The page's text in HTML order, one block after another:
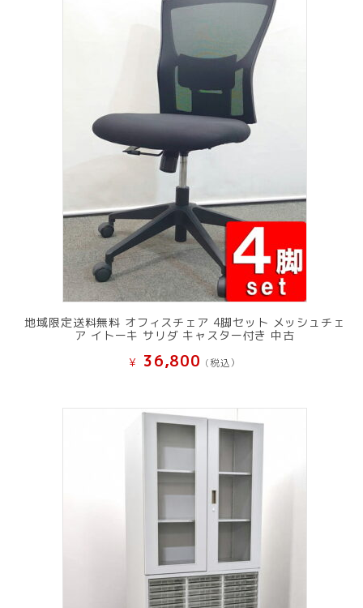
地域限定送料無料 オフィスチェア 4脚セット メッシュチェ
ア イトーキ サリダ キャスター付き 中古
¥ 36,800 (税込）